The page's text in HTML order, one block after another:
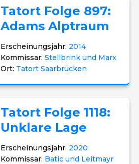
Tatort Folge 897:
Adams Alptraum
Erscheinungsjahr: 2014
Kommissar:Stellbrink und Marx
Ort: Tatort Saarbrücken
Tatort Folge 1118:
Unklare Lage
Erscheinungsjahr: 2020
Kommissar: Batic und Leitmayr